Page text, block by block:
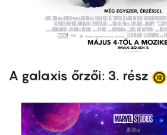
A galaxis őrzői: 3. rész